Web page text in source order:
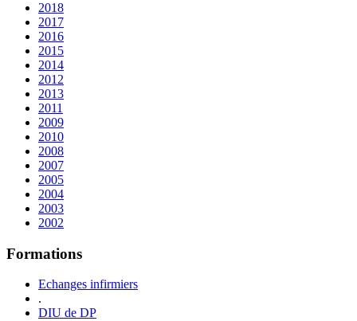
2018
2017
2016
2015
2014
2012
2013
2011
2009
2010
2008
2007
2005
2004
2003
2002
Formations
Echanges infirmiers
.
DIU de DP